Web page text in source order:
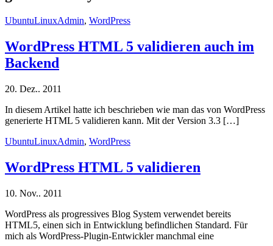
UbuntuLinuxAdmin, WordPress
WordPress HTML 5 validieren auch im
Backend
20. Dez.. 2011
In diesem Artikel hatte ich beschrieben wie man das von WordPress
generierte HTML 5 validieren kann. Mit der Version 3.3 […]
UbuntuLinuxAdmin, WordPress
WordPress HTML 5 validieren
10. Nov.. 2011
WordPress als progressives Blog System verwendet bereits
HTML5, einen sich in Entwicklung befindlichen Standard. Für
mich als WordPress-Plugin-Entwickler manchmal eine